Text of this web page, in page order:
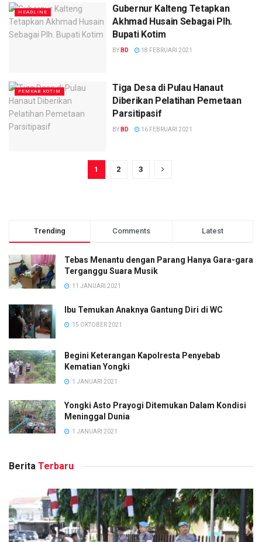
HEADLINE
Gubernur Kalteng Tetapkan
Akhmad Husain Sebagai Plh.
Bupati Kotim
BY BD 18 FEBRUARI 2021
PEMKAB KOTIM
Tiga Desa di Pulau Hanaut
Diberikan Pelatihan Pemetaan
Parsitipasif
BY BD 16 FEBRUARI 2021
1 2 3
Trending Comments Latest
Tebas Menantu dengan Parang Hanya Gara-gara
Terganggu Suara Musik
11 JANUARI 2021
Ibu Temukan Anaknya Gantung Diri di WC
15 OKTOBER 2021
Begini Keterangan Kapolresta Penyebab
Kematian Yongki
1 JANUARI 2021
Yongki Asto Prayogi Ditemukan Dalam Kondisi
Meninggal Dunia
1 JANUARI 2021
Berita Terbaru